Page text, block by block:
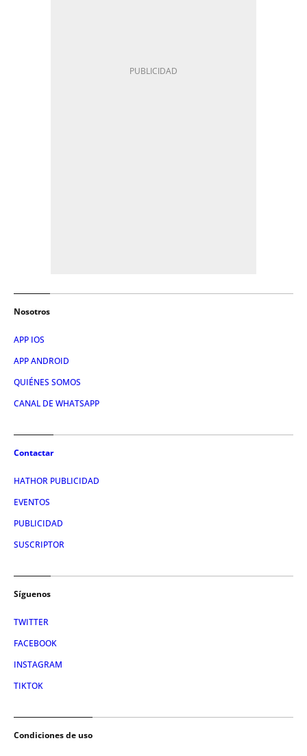
Nosotros
APP IOS
APP ANDROID
QUIÉNES SOMOS
CANAL DE WHATSAPP
Contactar
HATHOR PUBLICIDAD
EVENTOS
PUBLICIDAD
SUSCRIPTOR
Síguenos
TWITTER
FACEBOOK
INSTAGRAM
TIKTOK
Condiciones de uso